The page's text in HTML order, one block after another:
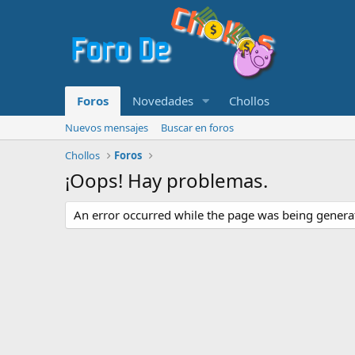
Foros Novedades Chollos
Nuevos mensajes
Buscar en foros
Chollos
Foros
¡Oops! Hay problemas.
An error occurred while the page was being